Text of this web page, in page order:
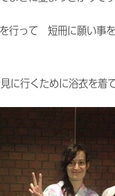
行って 短冊に願い事
に行くために浴衣を着